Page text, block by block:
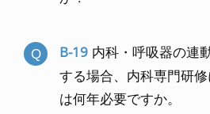
B-19 内科・呼吸器の連
する場合、内科専門研
は何年必要ですか。